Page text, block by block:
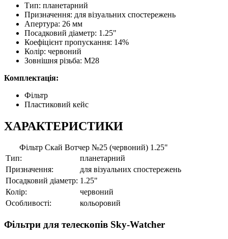
Тип: планетарний
Призначення: для візуальних спостережень
Апертура: 26 мм
Посадковий діаметр: 1.25"
Коефіцієнт пропускання: 14%
Колір: червоний
Зовнішня різьба: М28
Комплектація:
Фільтр
Пластиковий кейс
ХАРАКТЕРИСТИКИ
Фільтр Скай Вотчер №25 (червоний) 1.25"
Тип:
планетарний
Призначення:
для візуальних спостережень
Посадковий діаметр: 1.25"
Колір:
червоний
Особливості:
кольоровий
Фільтри для телескопів Sky-Watcher